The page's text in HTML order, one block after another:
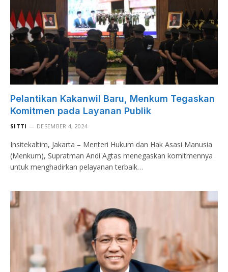
Pelantikan Kakanwil Baru, Menkum Tegaskan
Komitmen pada Layanan Publik
SITTI DESEMBER 4, 2024
Insitekaltim, Jakarta – Menteri Hukum dan Hak Asasi Manusia
(Menkum), Supratman Andi Agtas menegaskan komitmennya
untuk menghadirkan pelayanan terbaik…